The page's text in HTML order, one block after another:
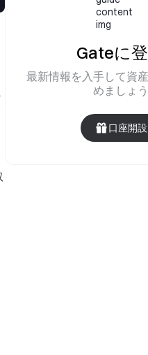
Gateに
最新情報を入手して資
めましょう
口座開設